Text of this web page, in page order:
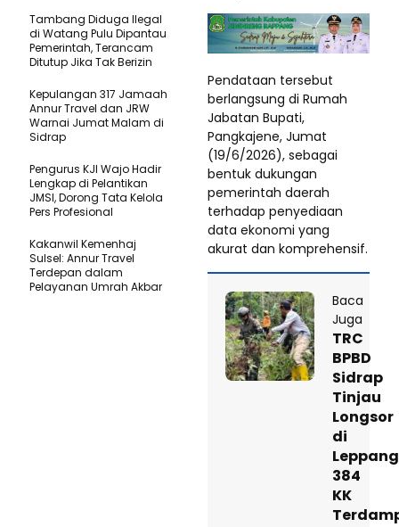
Pendataan tersebut
berlangsung di Rumah
Jabatan Bupati,
Pangkajene, Jumat
(19/6/2026), sebagai
bentuk dukungan
pemerintah daerah
terhadap penyediaan
data ekonomi yang
akurat dan komprehensif.
Baca
Juga
TRC
BPBD
Sidrap
Tinjau
Longsor
di
384
KK
Tambang Diduga Ilegal
di Watang Pulu Dipantau
Pemerintah, Terancam
Ditutup Jika Tak Berizin
Kepulangan 317 Jamaah
Annur Travel dan JRW
Warnai Jumat Malam di
Sidrap
Pengurus KJI Wajo Hadir
Lengkap di Pelantikan
JMSI, Dorong Tata Kelola
Pers Profesional
Kakanwil Kemenhaj
Sulsel: Annur Travel
Terdepan dalam
Pelayanan Umrah Akbar